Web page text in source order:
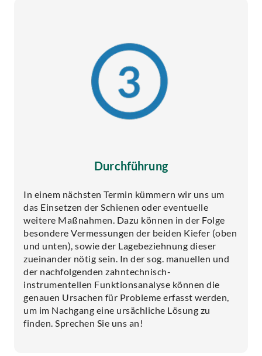
Durchführung
In einem nächsten Termin kümmern wir uns um
das Einsetzen der Schienen oder eventuelle
weitere Maßnahmen. Dazu können in der Folge
besondere Vermessungen der beiden Kiefer (oben
und unten), sowie der Lagebeziehnung dieser
zueinander nötig sein. In der sog. manuellen und
der nachfolgenden zahntechnisch-
instrumentellen Funktionsanalyse können die
genauen Ursachen für Probleme erfasst werden,
um im Nachgang eine ursächliche Lösung zu
finden. Sprechen Sie uns an!